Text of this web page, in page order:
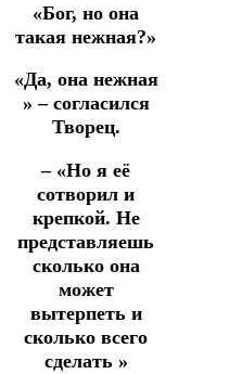
«Бог, но она
такая нежная?»
«Да, она нежная
» – согласился
Творец.
– «Но я её
сотворил и
крепкой. Не
представляешь
сколько она
может
вытерпеть и
сколько всего
сделать »